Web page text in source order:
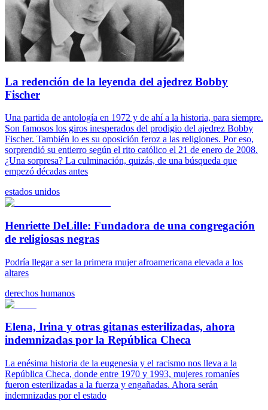
La redención de la leyenda del ajedrez Bobby
Fischer
Una partida de antología en 1972 y de ahí a la historia, para siempre.
Son famosos los giros inesperados del prodigio del ajedrez Bobby
Fischer. También lo es su oposición feroz a las religiones. Por eso,
sorprendió su entierro según el rito católico el 21 de enero de 2008.
¿Una sorpresa? La culminación, quizás, de una búsqueda que
empezó décadas antes
estados unidos
Henriette DeLille: Fundadora de una congregación
de religiosas negras
Podría llegar a ser la primera mujer afroamericana elevada a los
altares
derechos humanos
Elena, Irina y otras gitanas esterilizadas, ahora
indemnizadas ​​por la República Checa
La enésima historia de la eugenesia y el racismo nos lleva a la
República Checa, donde entre 1970 y 1993, mujeres romaníes
fueron esterilizadas a la fuerza y ​​engañadas. Ahora serán
indemnizadas ​​por el estado